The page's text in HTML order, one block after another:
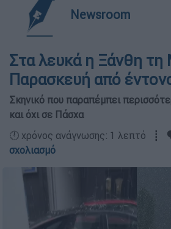
Newsroom
Στα λευκά η Ξάνθη
Παρασκευή από
Σκηνικό που παραπέμπει
και όχι σε Πάσχα
🕛 χρόνος ανάγνωσης: 1 λεπτό ┋
σχολιασμό